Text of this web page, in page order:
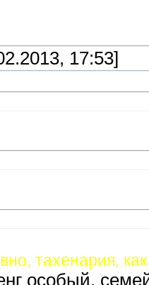
17:53]
тахенария,
особый,